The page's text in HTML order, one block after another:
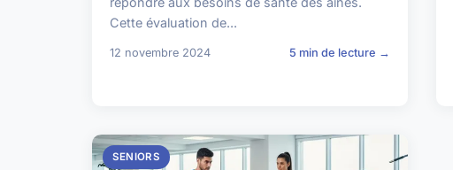
Cette évaluation de...
12 novembre 2024 5 min de lecture →
SENIORS